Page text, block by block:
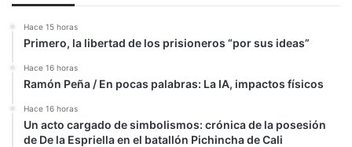
Hace 15 horas
Primero, la libertad de los prisioneros “por sus ideas”
Hace 16 horas
Ramón Peña / En pocas palabras: La IA, impactos físicos
Hace 16 horas
Un acto cargado de simbolismos: crónica de la posesión
de De la Espriella en el batallón Pichincha de Cali